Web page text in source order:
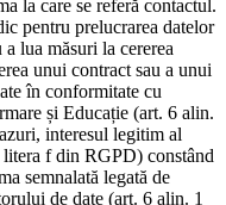
la care se referă contactul.
pentru prelucrarea datelor
lua măsuri la cererea
unui contract sau a unui
în conformitate cu
și Educație (art. 6 alin.
interesul legitim al
f din RGPD) constând
semnalată legată de
de date (art. 6 alin. 1